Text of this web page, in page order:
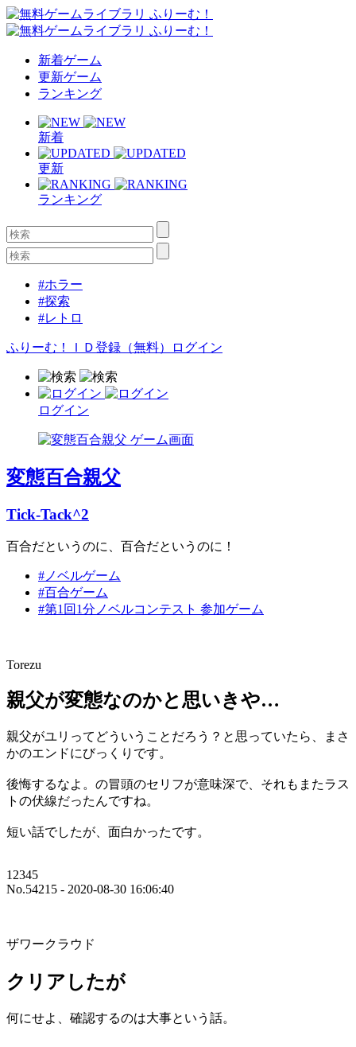
新着ゲーム
更新ゲーム
ランキング
新着
更新
ランキング
#ホラー
#探索
#レトロ
ふりーむ！ＩＤ登録（無料） ログイン
ログイン
変態百合親父
Tick-Tack^2
百合だというのに、百合だというのに！
#ノベルゲーム
#百合ゲーム
#第1回1分ノベルコンテスト 参加ゲーム
Torezu
親父が変態なのかと思いきや…
親父がユリってどういうことだろう？と思っていたら、まさ
かのエンドにびっくりです。
後悔するなよ。の冒頭のセリフが意味深で、それもまたラス
トの伏線だったんですね。
短い話でしたが、面白かったです。
12345
No.54215 - 2020-08-30 16:06:40
ザワークラウド
クリアしたが
何にせよ、確認するのは大事という話。